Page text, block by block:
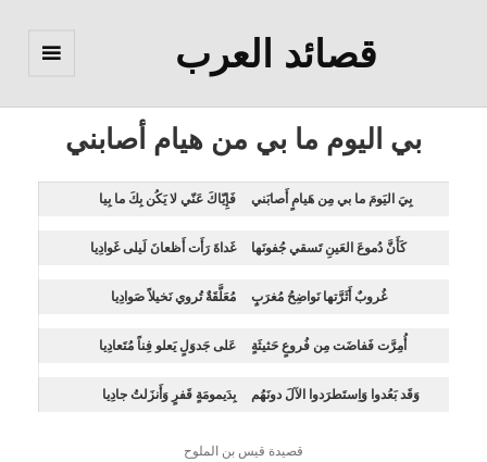
قصائد العرب
بي اليوم ما بي من هيام أصابني
بِيَ اليَومَ ما بي مِن هَيامٍ أَصابَني فَإِيّاكَ عَنّي لا يَكُن بِكَ ما بِيا
كَأَنَّ دُموعَ العَينِ تَسقي جُفونَها غَداةَ رَأَت أَظعانَ لَيلى غَوادِيا
غُروبٌ أَثَرَّتها نَواضِحُ مُغرَبٍ مُعَلَّقَةٌ تُروي نَخيلاً صَوادِيا
أُمِرَّت فَفاضَت مِن فُروعٍ حَثيثَةٍ عَلى جَدوَلٍ يَعلو فِناً مُتَعادِيا
وَقَد بَعُدوا وَاِستَطرَدوا الآلَ دونَهُم بِدَيمومَةٍ قَفرٍ وَأَنزَلتُ جادِيا
قصيدة قيس بن الملوح